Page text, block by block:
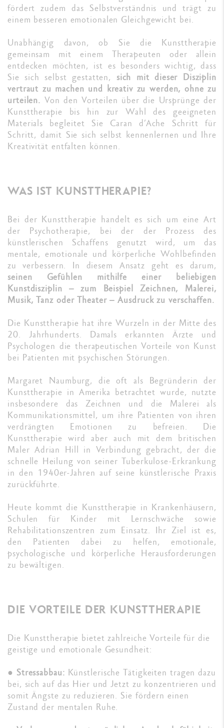
fördert zudem das Selbstverständnis und trägt zu
einem besseren emotionalen Gleichgewicht bei.
Unabhängig davon, ob Sie die Kunsttherapie
gemeinsam mit einem Therapeuten oder allein
entdecken möchten, ist es besonders wichtig, dass
Sie sich selbst gestatten, sich mit dieser Disziplin
vertraut zu machen und kreativ zu werden, ohne zu
urteilen. Von den Vorteilen über die Ursprünge der
Kunsttherapie bis hin zur Wahl des geeigneten
Materials begleitet Sie Caran d’Ache Schritt für
Schritt, damit Sie sich selbst kennenlernen und Ihre
Kreativität entfalten können.
WAS IST KUNSTTHERAPIE?
Bei der Kunsttherapie handelt es sich um eine Art
der Psychotherapie, bei der der Prozess des
künstlerischen Schaffens genutzt wird, um das
mentale, emotionale und körperliche Wohlbefinden
zu verbessern. In diesem Ansatz geht es darum,
seinen Gefühlen mithilfe einer beliebigen
Kunstdisziplin – zum Beispiel Zeichnen, Malerei,
Musik, Tanz oder Theater – Ausdruck zu verschaffen.
Die Kunsttherapie hat ihre Wurzeln in der Mitte des
20. Jahrhunderts. Damals erkannten Ärzte und
Psychologen die therapeutischen Vorteile von Kunst
bei Patienten mit psychischen Störungen.
Margaret Naumburg, die oft als Begründerin der
Kunsttherapie in Amerika betrachtet wurde, nutzte
insbesondere das Zeichnen und die Malerei als
Kommunikationsmittel, um ihre Patienten von ihren
verdrängten Emotionen zu befreien. Die
Kunsttherapie wird aber auch mit dem britischen
Maler Adrian Hill in Verbindung gebracht, der die
schnelle Heilung von seiner Tuberkulose-Erkrankung
in den 1940er-Jahren auf seine künstlerische Praxis
zurückführte.
Heute kommt die Kunsttherapie in Krankenhäusern,
Schulen für Kinder mit Lernschwäche sowie
Rehabilitationszentren zum Einsatz. Ihr Ziel ist es,
den Patienten dabei zu helfen, emotionale,
psychologische und körperliche Herausforderungen
zu bewältigen.
DIE VORTEILE DER KUNSTTHERAPIE
Die Kunsttherapie bietet zahlreiche Vorteile für die
geistige und emotionale Gesundheit:
● Stressabbau: Künstlerische Tätigkeiten tragen dazu
bei, sich auf das Hier und Jetzt zu konzentrieren und
somit Ängste zu reduzieren. Sie fördern einen
Zustand der mentalen Ruhe.